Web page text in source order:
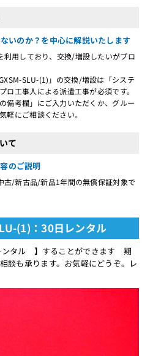
いのか？を中心に解説いたします
用しており、交換/増設したいがプロ
SLU-(1)」の交換/増設は「システ
ロ工事人による派遣工事が必須です。
備考欄」にご入力いただくか、グルー
軽にご相談ください。
て
のご説明
/新古品/新品1年間の無償保証対象で
(1)：30日レンタル
ンタル 】することができます 期
談も承ります。お気軽にどうぞ。レ